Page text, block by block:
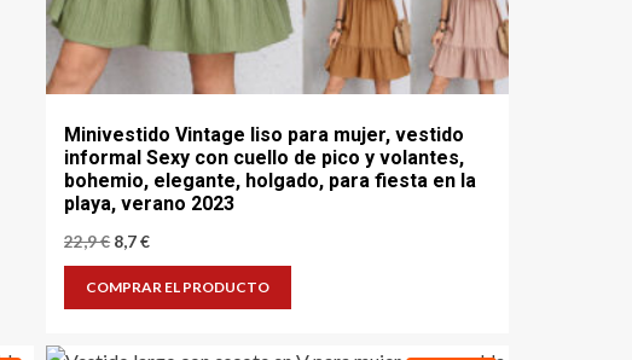
Minivestido Vintage liso para mujer, vestido
informal Sexy con cuello de pico y volantes,
bohemio, elegante, holgado, para fiesta en la
playa, verano 2023
22,9€ El
original
8,7€El
actual
COMPRAR EL PRODUCTO